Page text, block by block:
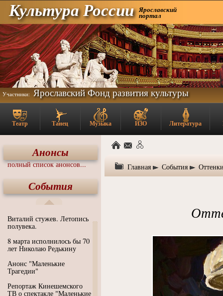
Культура России Ярославский
портал
Участники: Ярославский Фонд развития культуры
Театр Танец Музыка ИЗО Литература
Анонсы
полный список анонсов...
События
Виталий стужев. Летопись
полувека.
8 марта исполнилось бы 70
лет Николаю Редькину
Анонс "Маленькие
Трагедии"
Репортаж Кинешемского
ТВ о спектакле "Маленькие
Главная События